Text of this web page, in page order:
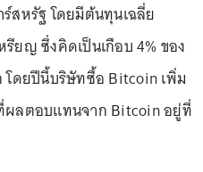
สหรัฐ โดยมีต้นทุนเฉลี่ย
ยญ ซึ่งคิดเป็นเกือบ 4% ของ
ดยปีนี้บริษัทซื้อ Bitcoin เพิ่ม
ผลตอบแทนจาก Bitcoin อยู่ที่